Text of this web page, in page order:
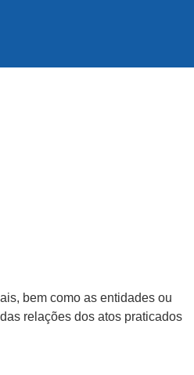
bem como as entidades ou
relações dos atos praticados